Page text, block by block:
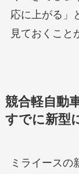
応に上がる」
見ておくこと
競合軽自動
すでに新型
ミライースの